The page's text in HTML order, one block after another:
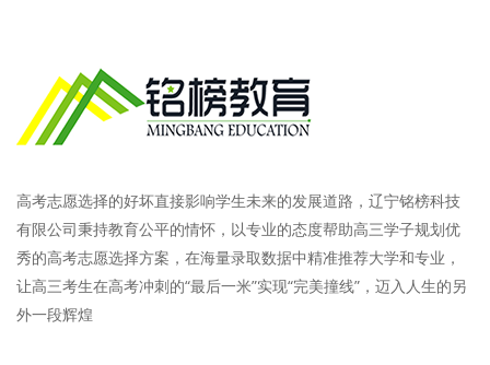
高考志愿选择的好坏直接影响学生未来的发展道路，辽宁铭榜科技
有限公司秉持教育公平的情怀，以专业的态度帮助高三学子规划优
秀的高考志愿选择方案，在海量录取数据中精准推荐大学和专业，
让高三考生在高考冲刺的“最后一米”实现“完美撞线”，迈入人生的另
外一段辉煌